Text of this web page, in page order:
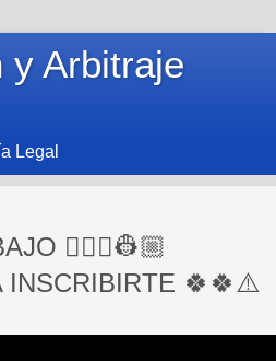
y Arbitraje
Legal
👷🏻‍♀️👷🏼
INSCRIBIRTE 🍀🍀⚠️